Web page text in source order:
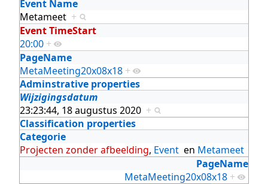
Event Name
Metameet +
Event TimeStart
20:00 +
PageName
MetaMeeting20x08x18 +
Adminstrative properties
Wijzigingsdatum
23:23:44, 18 augustus 2020 +
Classification properties
Categorie
Projecten zonder afbeelding, Event en Metameet
PageName
MetaMeeting20x08x18 +